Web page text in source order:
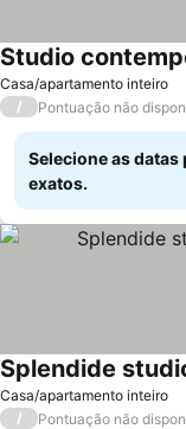
Casa/apartamento inteiro
/ Pontuação não
Selecione as
exatos.
Casa/apartamento inteiro
Splendide
/ Pontuação não